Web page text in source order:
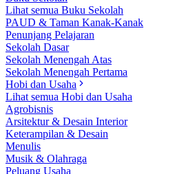
Lihat semua Buku Sekolah
PAUD & Taman Kanak-Kanak
Penunjang Pelajaran
Sekolah Dasar
Sekolah Menengah Atas
Sekolah Menengah Pertama
Hobi dan Usaha
Lihat semua Hobi dan Usaha
Agrobisnis
Arsitektur & Desain Interior
Keterampilan & Desain
Menulis
Musik & Olahraga
Peluang Usaha